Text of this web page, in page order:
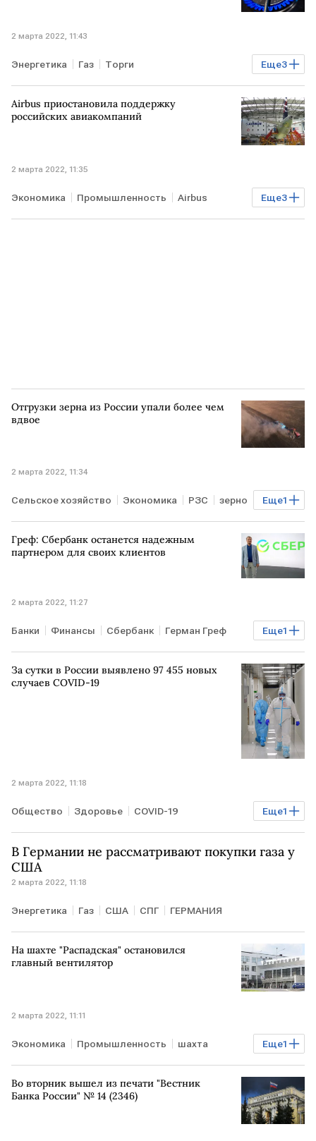
2 марта 2022, 11:43
Еще3
Энергетика Газ Торги
Глобальный энергокризис биржи ЕВРОПА
Airbus приостановила поддержку
российских авиакомпаний
2 марта 2022, 11:35
Еще3
Экономика Промышленность Airbus
самолет РОССИЯ санкции против РФ
Отгрузки зерна из России упали более чем
вдвое
2 марта 2022, 11:34
Еще1
Сельское хозяйство Экономика РЗС зерно
РОССИЯ
Греф: Сбербанк останется надежным
партнером для своих клиентов
2 марта 2022, 11:27
Еще1
Банки Финансы Сбербанк Герман Греф
РОССИЯ
За сутки в России выявлено 97 455 новых
случаев COVID-19
2 марта 2022, 11:18
Еще1
Общество Здоровье COVID-19
Оперштаб по борьбе с коронавирусом
В Германии не рассматривают покупки газа у
США
2 марта 2022, 11:18
Энергетика Газ США СПГ ГЕРМАНИЯ
На шахте "Распадская" остановился
главный вентилятор
2 марта 2022, 11:11
Еще1
Экономика Промышленность шахта
Распадская
Во вторник вышел из печати "Вестник
Банка России" № 14 (2346)